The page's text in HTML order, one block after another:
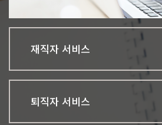
재직자 서비스
퇴직자 서비스